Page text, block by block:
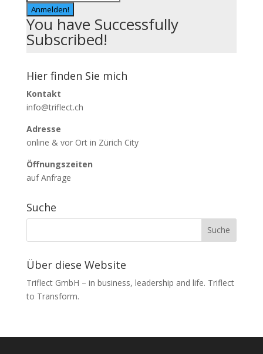
Anmelden!
You have Successfully
Subscribed!
Hier finden Sie mich
Kontakt
info@triflect.ch
Adresse
online & vor Ort in Zürich City
Öffnungszeiten
auf Anfrage
Suche
Über diese Website
Triflect GmbH – in business, leadership and life. Triflect
to Transform.